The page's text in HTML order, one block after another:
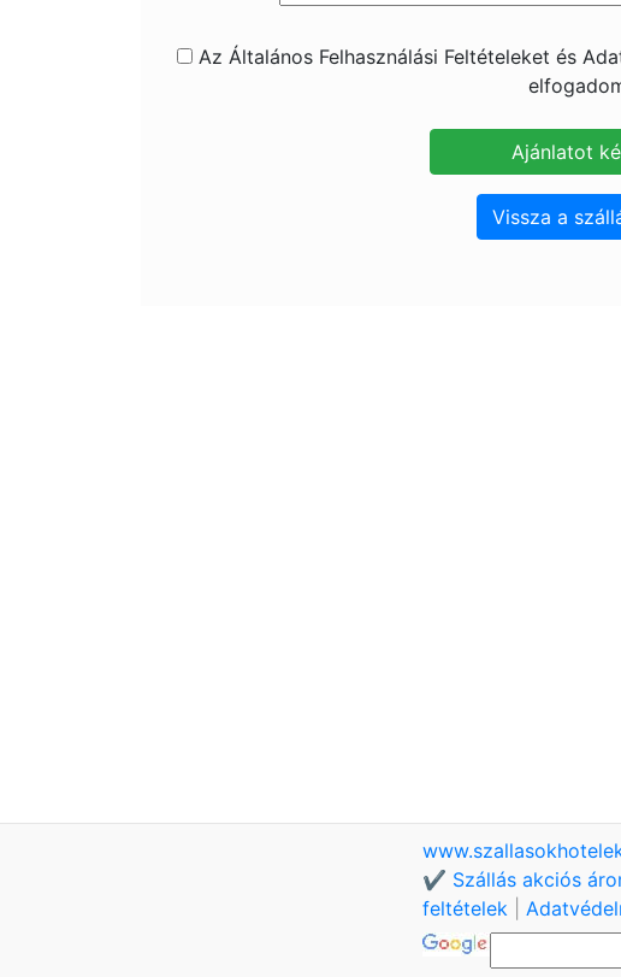
Az Általános Felhasználási Feltételeket és
Vissza a
✔️ Szállás akciós
feltételek